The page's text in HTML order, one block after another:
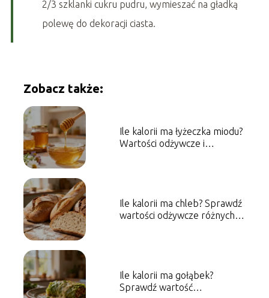
2/3 szklanki cukru pudru, wymieszać na gładką
polewę do dekoracji ciasta.
Zobacz także:
Ile kalorii ma łyżeczka miodu?
Wartości odżywcze i
Ile kalorii ma chleb? Sprawdź
wartości odżywcze różnych
Ile kalorii ma gołąbek?
Sprawdź wartość